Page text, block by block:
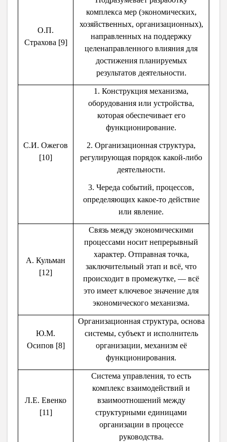
О.П.
Страхова [9]
комплекса мер (экономических,
хозяйственных, организационных),
направленных на поддержку
целенаправленного влияния для
достижения планируемых
результатов деятельности.
С.И. Ожегов
[10]
1. Конструкция механизма,
оборудования или устройства,
которая обеспечивает его
функционирование.
2. Организационная структура,
регулирующая порядок какой-либо
деятельности.
3. Череда событий, процессов,
определяющих какое-то действие
или явление.
А. Кульман
[12]
Связь между экономическими
процессами носит непрерывный
характер. Отправная точка,
заключительный этап и всё, что
происходит в промежутке, — всё
это имеет ключевое значение для
экономического механизма.
Ю.М.
Осипов [8]
Организационная структура, основа
системы, субъект и исполнитель
организации, механизм её
функционирования.
Л.Е. Евенко
[11]
Система управления, то есть
комплекс взаимодействий и
взаимоотношений между
структурными единицами
организации в процессе
руководства.